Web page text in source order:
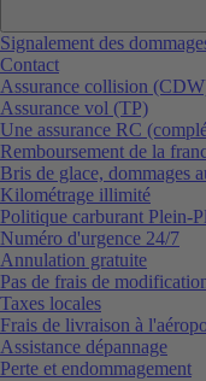
Signalement des
Contact
Assurance collision
Assurance vol (TP)
Une assurance RC
Remboursement de la
Bris de glace, dommages
Kilométrage illimité
Politique carburant Plein-
Numéro d'urgence 24/7
Annulation gratuite
Pas de frais de
Taxes locales
Frais de livraison à
Assistance dépannage
Perte et endommagement